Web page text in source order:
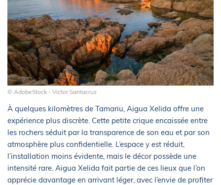
© AdobeStock - Victor Santacruz
À quelques kilomètres de Tamariu, Aigua Xelida offre une
expérience plus discrète. Cette petite crique encaissée entre
les rochers séduit par la transparence de son eau et par son
atmosphère plus confidentielle. L’espace y est réduit,
l’installation moins évidente, mais le décor possède une
intensité rare. Aigua Xelida fait partie de ces lieux que l’on
apprécie davantage en arrivant léger, avec l’envie de profiter